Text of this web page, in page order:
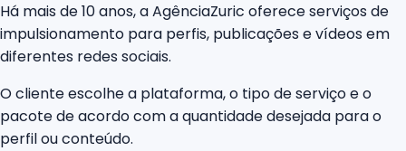
Há mais de 10 anos, a AgênciaZuric oferece serviços de
impulsionamento para perfis, publicações e vídeos em
diferentes redes sociais.
O cliente escolhe a plataforma, o tipo de serviço e o
pacote de acordo com a quantidade desejada para o
perfil ou conteúdo.